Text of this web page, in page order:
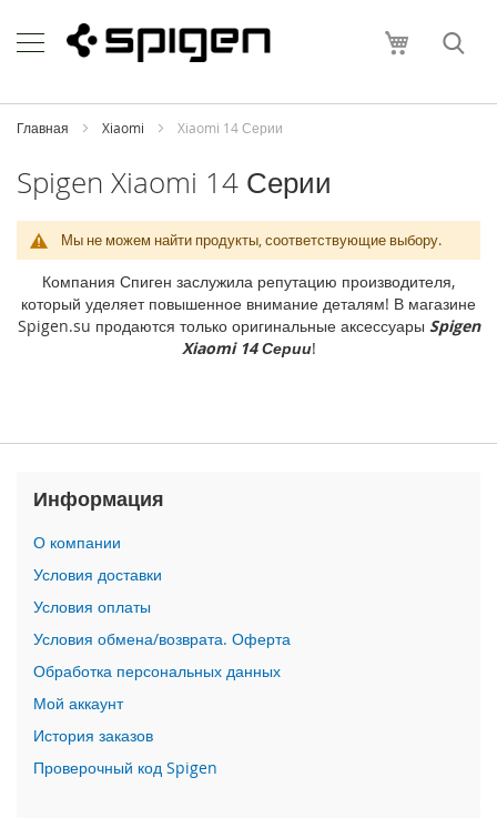
to
Content
Моя
h
o
i
P
h
e
1
M
P
h
o
n
e
1
7
P
r
o
i
Главная Xiaomi Xiaomi 14 Серии
Spigen Xiaomi 14 Серии
Мы не можем найти продукты, соответствующие выбору.
Компания Спиген заслужила репутацию производителя,
который уделяет повышенное внимание деталям! В магазине
Spigen.su продаются только оригинальные аксессуары Spigen
Xiaomi 14 Серии!
Информация
О компании
Условия доставки
Условия оплаты
Условия обмена/возврата. Оферта
Обработка персональных данных
Мой аккаунт
История заказов
Проверочный код Spigen